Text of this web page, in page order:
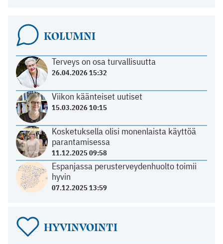
KOLUMNI
Terveys on osa turvallisuutta
26.04.2026 15:32
Viikon käänteiset uutiset
15.03.2026 10:15
Kosketuksella olisi monenlaista käyttöä
parantamisessa
11.12.2025 09:58
Espanjassa perusterveydenhuolto toimii
hyvin
07.12.2025 13:59
HYVINVOINTI